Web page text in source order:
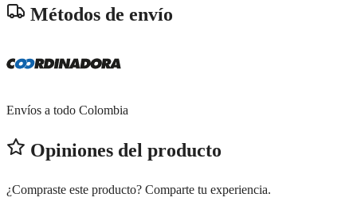
Métodos de envío
Envíos a todo Colombia
Opiniones del producto
¿Compraste este producto? Comparte tu experiencia.